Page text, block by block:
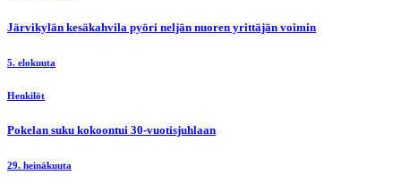
Järvikylän kesäkahvila pyöri neljän nuoren yrittäjän voimin
5. elokuuta
Henkilöt
Pokelan suku kokoontui 30-vuotisjuhlaan
29. heinäkuuta